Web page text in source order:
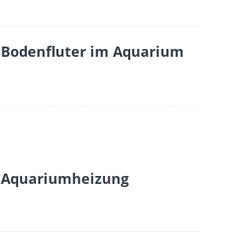
Bodenfluter im Aquarium
Aquariumheizung